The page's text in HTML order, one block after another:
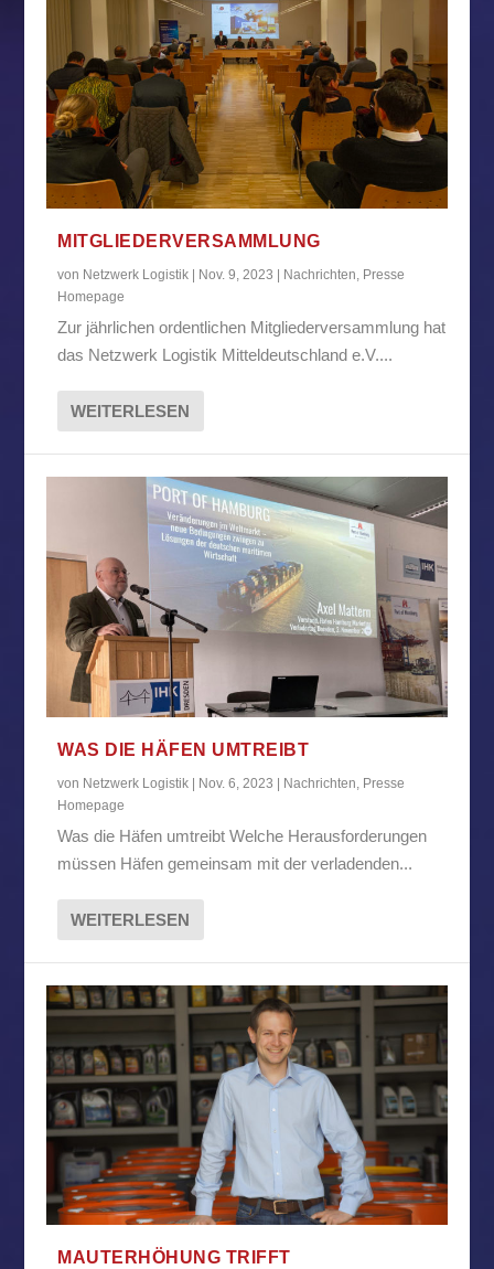
MITGLIEDERVERSAMMLUNG
von Netzwerk Logistik | Nov. 9, 2023 | Nachrichten Presse
Homepage
Zur jährlichen ordentlichen Mitgliederversammlung hat
das Netzwerk Logistik Mitteldeutschland e.V....
WEITERLESEN
WAS DIE HÄFEN UMTREIBT
von Netzwerk Logistik | Nov. 6, 2023 | Nachrichten Presse
Homepage
Was die Häfen umtreibt Welche Herausforderungen
müssen Häfen gemeinsam mit der verladenden...
WEITERLESEN
MAUTERHÖHUNG TRIFFT